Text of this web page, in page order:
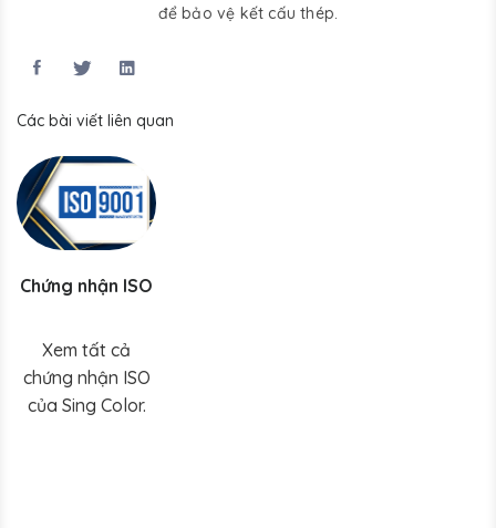
để bảo vệ kết cấu thép.
Các bài viết liên quan
Chứng nhận ISO
Xem tất cả
chứng nhận ISO
của Sing Color.